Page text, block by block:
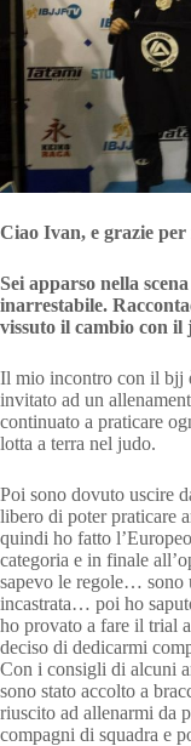
Ciao Ivan, e grazie
Sei apparso nella
inarrestabile.
vissuto il cambio con il
Il mio incontro con il bjj
invitato ad un
continuato a praticare
lotta a terra nel judo.
Poi sono dovuto uscire
libero di poter praticare
quindi ho fatto
categoria e in finale
sapevo le regole… sono
incastrata… poi ho
ho provato a fare il trial
deciso di dedicarmi
Con i consigli di alcuni
sono stato accolto a
riuscito ad allenarmi da
compagni di squadra e